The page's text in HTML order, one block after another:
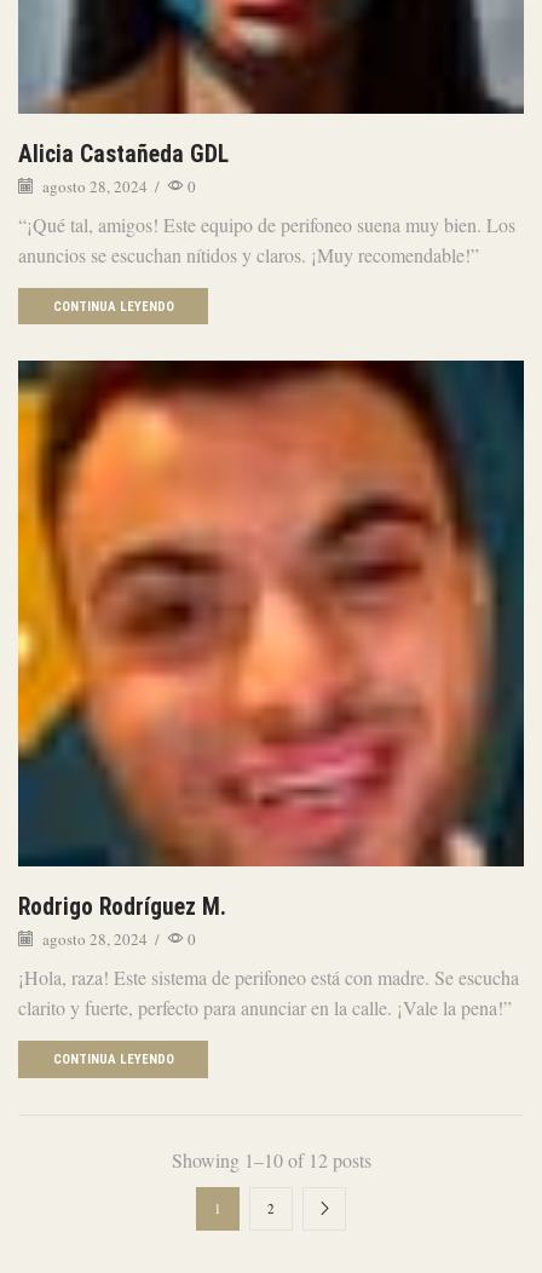
Alicia Castañeda GDL
agosto 28, 2024 / 0
“¡Qué tal, amigos! Este equipo de perifoneo suena muy bien. Los
anuncios se escuchan nítidos y claros. ¡Muy recomendable!”
CONTINUA LEYENDO
Rodrigo Rodríguez M.
agosto 28, 2024 / 0
¡Hola, raza! Este sistema de perifoneo está con madre. Se escucha
clarito y fuerte, perfecto para anunciar en la calle. ¡Vale la pena!”
CONTINUA LEYENDO
Showing 1–10 of 12 posts
1 2